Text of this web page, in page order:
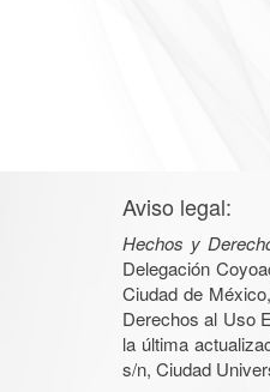
Aviso legal:
Hechos y
Delegación
Ciudad de
Derechos al Uso
la última
s/n, Ciudad